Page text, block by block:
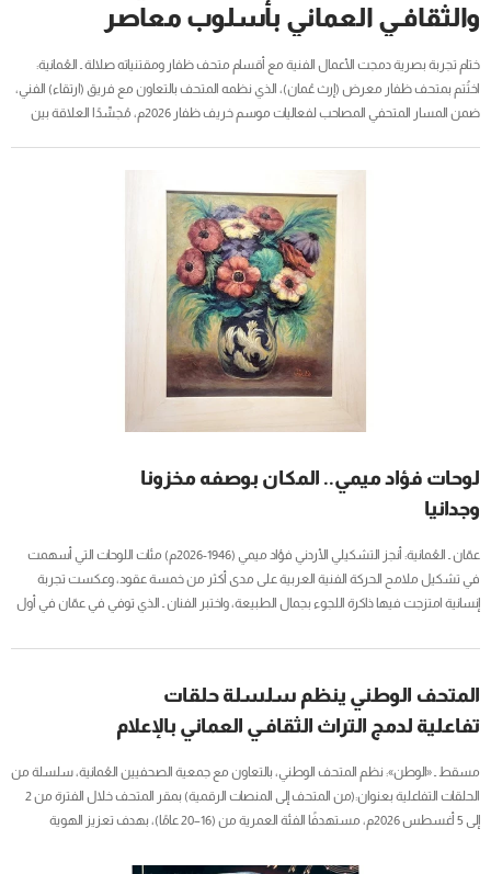
والثقافـي العماني بأسلوب معاصر
ختام تجربة بصرية دمجت الأعمال الفنية مع أقسام متحف ظفار ومقتنياته صلالة ـ العُمانية:
اختُتم بمتحف ظفار معرض (إرث عُمان)، الذي نظمه المتحف بالتعاون مع فريق (ارتقاء) الفني،
ضمن المسار المتحفي المصاحب لفعاليات موسم خريف ظفار 2026م، مُجسِّدًا العلاقة بين
بصرية دمجت الأعمال الفنية مع أقسام المتحف ومقتنياته،...
لوحات فؤاد ميمي.. المكان بوصفه مخزونا
وجدانيا
عمّان ـ العُمانية: أنجز التشكيلي الأردني فؤاد ميمي (1946-2026م) مئات اللوحات التي أسهمت
في تشكيل ملامح الحركة الفنية العربية على مدى أكثر من خمسة عقود، وعكست تجربة
إنسانية امتزجت فيها ذاكرة اللجوء بجمال الطبيعة، واختبر الفنان ـ الذي توفي في عمّان في أول
وأصبحت تلك التجربة جزءًا أصيلًا من رؤيته الفنية، لذا حملت لوحاته على الدوام إحساسًا بالحنين
المتحف الوطني ينظم سلسلة حلقات
تفاعلية لدمج التراث الثقافـي العماني بالإعلام
مسقط ـ «الوطن»: نظم المتحف الوطني، بالتعاون مع جمعية الصحفيين العُمانية، سلسلة من
الحلقات التفاعلية بعنوان:(من المتحف إلى المنصات الرقمية) بمقر المتحف خلال الفترة من 2
إلى 5 أغسطس 2026م، مستهدفًا الفئة العمرية من (16–20 عامًا)، بهدف تعزيز الهوية